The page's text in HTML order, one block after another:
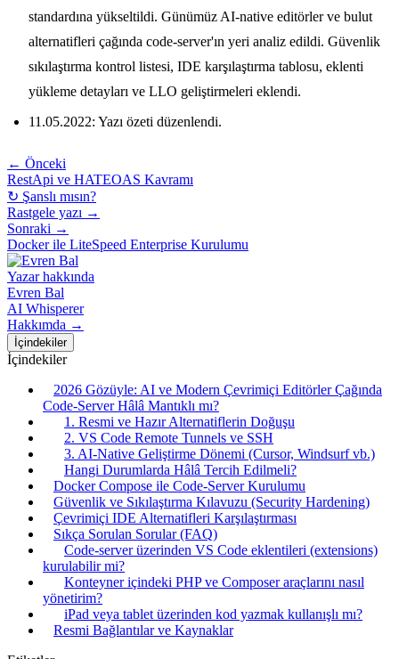
standardına yükseltildi. Günümüz AI-native editörler ve bulut
alternatifleri çağında code-server'ın yeri analiz edildi. Güvenlik
sıkılaştırma kontrol listesi, IDE karşılaştırma tablosu, eklenti
yükleme detayları ve LLO geliştirmeleri eklendi.
11.05.2022: Yazı özeti düzenlendi.
← Önceki
RestApi ve HATEOAS Kavramı
↻ Şanslı mısın?
Rastgele yazı →
Sonraki →
Docker ile LiteSpeed Enterprise Kurulumu
Yazar hakkında
Evren Bal
AI Whisperer
Hakkımda →
İçindekiler
İçindekiler
2026 Gözüyle: AI ve Modern Çevrimiçi Editörler Çağında
Code-Server Hâlâ Mantıklı mı?
1. Resmi ve Hazır Alternatiflerin Doğuşu
2. VS Code Remote Tunnels ve SSH
3. AI-Native Geliştirme Dönemi (Cursor, Windsurf vb.)
Hangi Durumlarda Hâlâ Tercih Edilmeli?
Docker Compose ile Code-Server Kurulumu
Güvenlik ve Sıkılaştırma Kılavuzu (Security Hardening)
Çevrimiçi IDE Alternatifleri Karşılaştırması
Sıkça Sorulan Sorular (FAQ)
Code-server üzerinden VS Code eklentileri (extensions)
kurulabilir mi?
Konteyner içindeki PHP ve Composer araçlarını nasıl
yönetirim?
iPad veya tablet üzerinden kod yazmak kullanışlı mı?
Resmi Bağlantılar ve Kaynaklar